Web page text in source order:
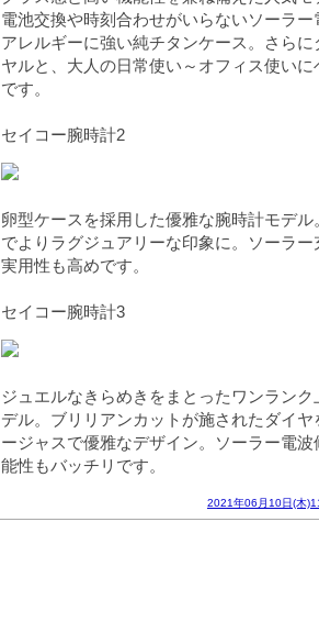
電池交換や時刻合わせがいらないソーラ
アレルギーに強い純チタンケース。さら
ヤルと、大人の日常使い～オフィス使い
です。
セイコー腕時計2
卵型ケースを採用した優雅な腕時計モデ
でよりラグジュアリーな印象に。ソーラ
実用性も高めです。
セイコー腕時計3
ジュエルなきらめきをまとったワンラン
デル。ブリリアンカットが施されたダイ
ージャスで優雅なデザイン。ソーラー電
能性もバッチリです。
2021年06月10日(木